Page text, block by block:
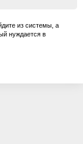
из системы, а
нуждается в